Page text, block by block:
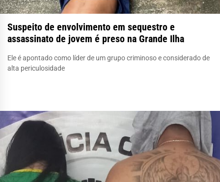
Suspeito de envolvimento em sequestro e
assassinato de jovem é preso na Grande Ilha
Ele é apontado como líder de um grupo criminoso e considerado de
alta periculosidade